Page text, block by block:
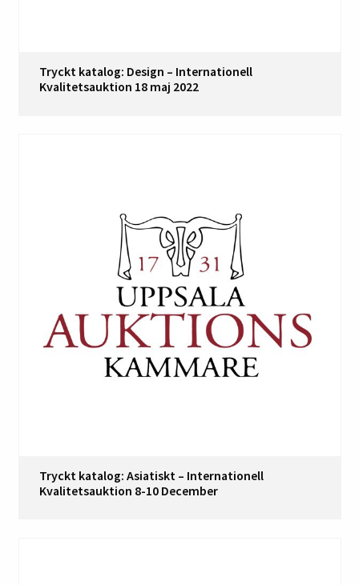
Tryckt katalog: Design – Internationell
Kvalitetsauktion 18 maj 2022
Tryckt katalog: Asiatiskt – Internationell
Kvalitetsauktion 8-10 December